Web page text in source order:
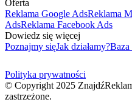
Oferta
Reklama Google AdsReklama
AdsReklama Facebook Ads
Dowiedz się więcej
Poznajmy sięJak działamy?
Polityka prywatności
© Copyright 2025
zastrzeżone.